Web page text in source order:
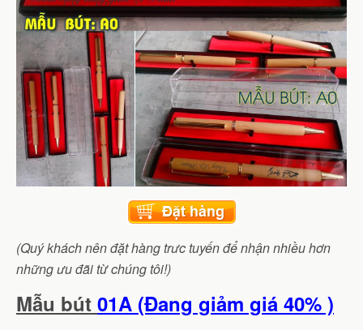
(Quý khách nên đặt hàng trưc tuyến để nhận nhiều hơn
những ưu đãi từ chúng tôi!)
Mẫu bút 01A (Đang giảm giá 40% )